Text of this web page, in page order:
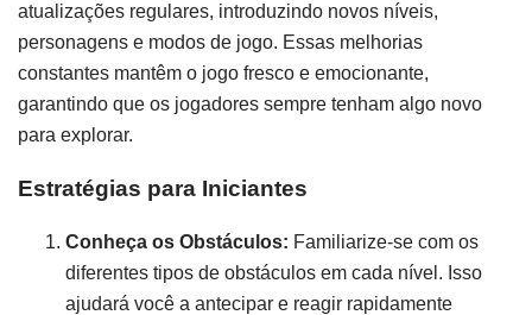
atualizações regulares, introduzindo novos níveis,
personagens e modos de jogo. Essas melhorias
constantes mantêm o jogo fresco e emocionante,
garantindo que os jogadores sempre tenham algo novo
para explorar.
Estratégias para Iniciantes
Conheça os Obstáculos: Familiarize-se com os
diferentes tipos de obstáculos em cada nível. Isso
ajudará você a antecipar e reagir rapidamente